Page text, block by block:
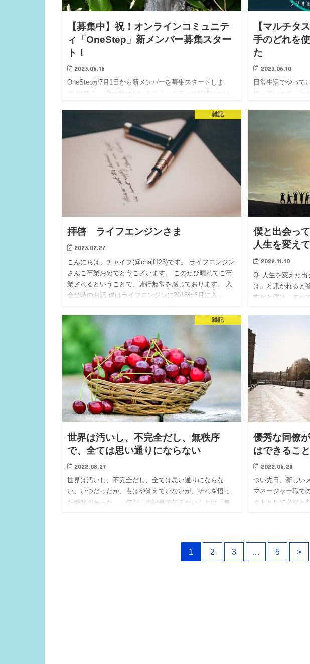
【募集中】祝！オンラインコミュニテ
ィ「OneStep」新メンバー募集スター
ト！
2023.06.16
OneStepが7月1日から新メンバーを募集スタートしま
す！٩(ﾜｰ)و… OneStepというコミュニティの特徴につい
距離感を持っているコミュニティだなと感じます。急に
パーソナルな部分に踏み込んできたり、相手の気持ちを
考えずに自分の価値観を押…
【マルチタ
手のどれを
た
2023.06.10
日常生活でやって
使っています。マ
を整理してみると
トレ系は目と耳が
雑記
拝啓 ライフエンジンさま
2023.02.27
こんにちは、チャイフ(@chaif123)です。 ライフエンジン
さんご卒業おめでとうございます。 このたび晴れてご卒
業されるということで、諸行無常を感じております。 入
会当時のお話 僕はライフエンジンに2018年6月に入…
僕と出会っ
人生を変え
2022.11.10
Q. 人生を変えた
は」と訊かれると
方だと僕は「すべ
雑記
世界は汚いし、不完全だし、無秩序
で、全ては思い通りにならない
2022.08.27
世界は汚いし、不完全だし、全ては思い通りにならな
い。いつだったか、もはや覚えていないが、それを悟っ
た瞬間があった。…僕がこの記事で伝えたいことは「無
優秀な同僚
はできるこ
2022.06.28
つい先日、新しい
マネージャー職で
クトとして必要と
1 2 3 … 5 >